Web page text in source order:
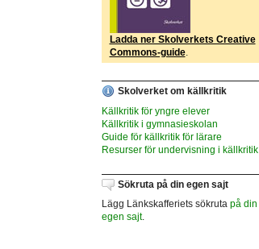
Ladda ner Skolverkets Creative
Commons-guide.
Skolverket om källkritik
Källkritik för yngre elever
Källkritik i gymnasieskolan
Guide för källkritik för lärare
Resurser för undervisning i källkritik
Sökruta på din egen sajt
Lägg Länkskafferiets sökruta på din
egen sajt.